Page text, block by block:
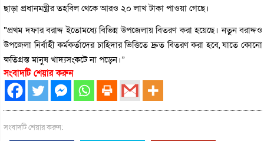
ছাড়া প্রধানমন্ত্রীর তহবিল থেকে আরও ২০ লাখ টাকা পাওয়া গেছে।
“প্রথম দফার বরাদ্দ ইতোমধ্যে বিভিন্ন উপজেলায় বিতরণ করা হয়েছে। নতুন বরাদ্দও
উপজেলা নির্বাহী কর্মকর্তাদের চাহিদার ভিত্তিতে দ্রুত বিতরণ করা হবে, যাতে কোনো
ক্ষতিগ্রস্ত মানুষ খাদ্যসংকটে না পড়েন।”
সংবাদটি শেয়ার করুন
সংবাদটি শেয়ার করুন: